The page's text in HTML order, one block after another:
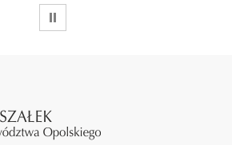
WSTRZYMAJ